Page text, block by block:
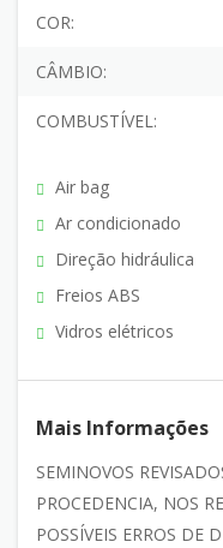
COR:
CÂMBIO:
COMBUSTÍVEL:
Air bag
Ar condicionado
Direção hidráulica
Freios ABS
Vidros elétricos
Mais Informações
SEMINOVOS
PROCEDENCIA, NOS
POSSÍVEIS ERROS DE